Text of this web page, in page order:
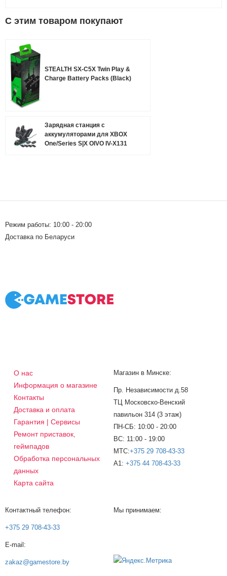
C этим товаром покупают
STEALTH SX-C5X Twin Play &
Charge Battery Packs (Black)
Зарядная станция с
аккумуляторами для XBOX
One/Series S|X OIVO IV-X131
Режим работы: 10:00 - 20:00
Доставка по Беларуси
О нас
Информация о магазине
Контакты
Доставка и оплата
Гарантия | Сервисы
Ремонт приставок,
геймпадов
Обработка персональных
данных
Карта сайта
Магазин в Минске:
Пр. Независимости д.58
ТЦ Московско-Венский
павильон 314 (3 этаж)
ПН-СБ: 10:00 - 20:00
ВС: 11:00 - 19:00
МТС:+375 29 708-43-33
A1: +375 44 708-43-33
Контактный телефон:
+375 29 708-43-33
E-mail:
zakaz@gamestore.by
Мы принимаем: